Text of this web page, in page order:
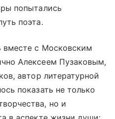
попытались
поэта.
вместе с Московским
Алексеем Пузаковым,
автор литературной
показать не только
но и